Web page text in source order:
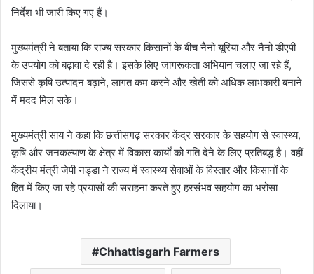
निर्देश भी जारी किए गए हैं।
मुख्यमंत्री ने बताया कि राज्य सरकार किसानों के बीच नैनो यूरिया और नैनो डीएपी
के उपयोग को बढ़ावा दे रही है। इसके लिए जागरूकता अभियान चलाए जा रहे हैं,
जिससे कृषि उत्पादन बढ़ाने, लागत कम करने और खेती को अधिक लाभकारी बनाने
में मदद मिल सके।
मुख्यमंत्री साय ने कहा कि छत्तीसगढ़ सरकार केंद्र सरकार के सहयोग से स्वास्थ्य,
कृषि और जनकल्याण के क्षेत्र में विकास कार्यों को गति देने के लिए प्रतिबद्ध है। वहीं
केंद्रीय मंत्री जेपी नड्डा ने राज्य में स्वास्थ्य सेवाओं के विस्तार और किसानों के
हित में किए जा रहे प्रयासों की सराहना करते हुए हरसंभव सहयोग का भरोसा
दिलाया।
Chhattisgarh Farmers